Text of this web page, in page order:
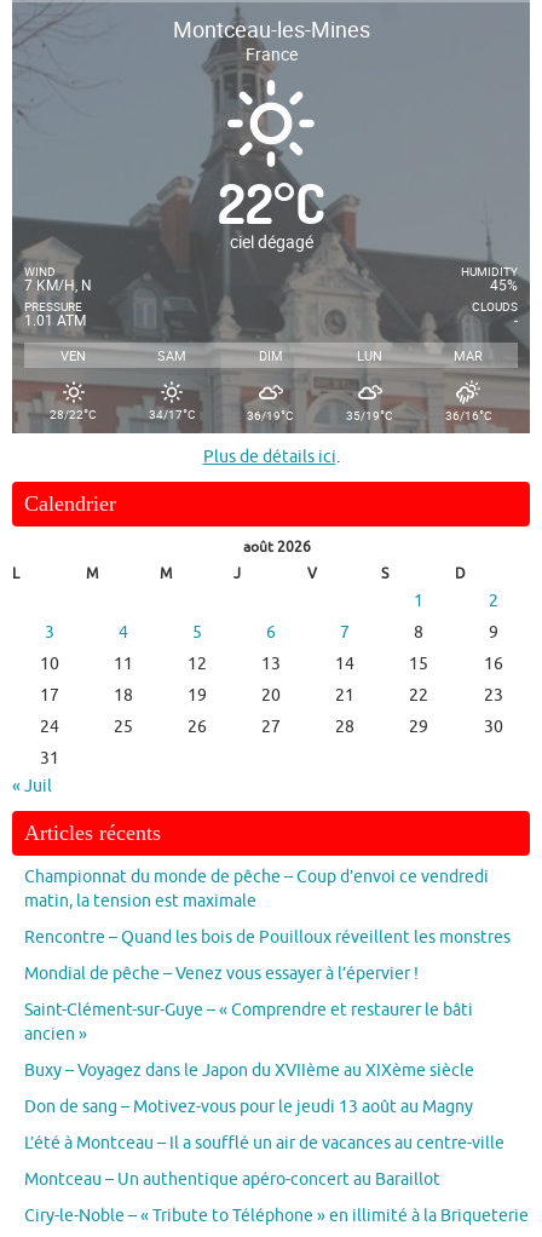
Montceau-les-Mines
France
22°C
ciel dégagé
WIND
7 KM/H, N
PRESSURE
1.01 ATM
HUMIDITY
45%
CLOUDS
-
VEN SAM DIM LUN MAR
28/22°C 34/17°C 36/19°C 35/19°C 36/16°C
Plus de détails ici.
Calendrier
août 2026
L
M M J V S D
1
2
3
4 5 6 7 8
9
10
11 12 13 14 15
16
17
18 19 20 21 22
23
24
25 26 27 28 29
30
31
« Juil
Articles récents
Championnat du monde de pêche – Coup d’envoi ce vendredi
matin, la tension est maximale
Rencontre – Quand les bois de Pouilloux réveillent les monstres
Mondial de pêche – Venez vous essayer à l’épervier !
Saint-Clément-sur-Guye – « Comprendre et restaurer le bâti
ancien »
Buxy – Voyagez dans le Japon du XVIIème au XIXème siècle
Don de sang – Motivez-vous pour le jeudi 13 août au Magny
L’été à Montceau – Il a soufflé un air de vacances au centre-ville
Montceau – Un authentique apéro-concert au Baraillot
Ciry-le-Noble – « Tribute to Téléphone » en illimité à la Briqueterie